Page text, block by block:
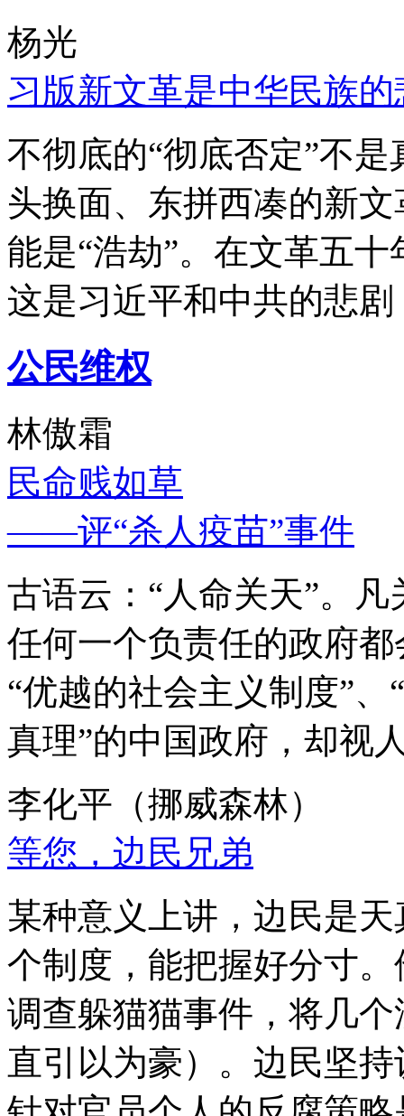
杨光
习版新文革是中华民族的
不彻底的“彻底否定”不
头换面、东拼西凑的新
能是“浩劫”。在文革五
这是习近平和中共的悲
公民维权
林傲霜
民命贱如草
——评“杀人疫苗”事件
古语云：“人命关天”。
任何一个负责任的政府
“优越的社会主义制度”
真理”的中国政府，却视
李化平（挪威森林）
等您，边民兄弟
某种意义上讲，边民是
个制度，能把握好分寸
调查躲猫猫事件，将几
直引以为豪）。边民坚